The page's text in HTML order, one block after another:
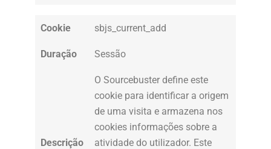
Cookie sbjs_current_add
Duração Sessão
Descrição
O Sourcebuster define este
cookie para identificar a origem
de uma visita e armazena nos
cookies informações sobre a
atividade do utilizador. Este